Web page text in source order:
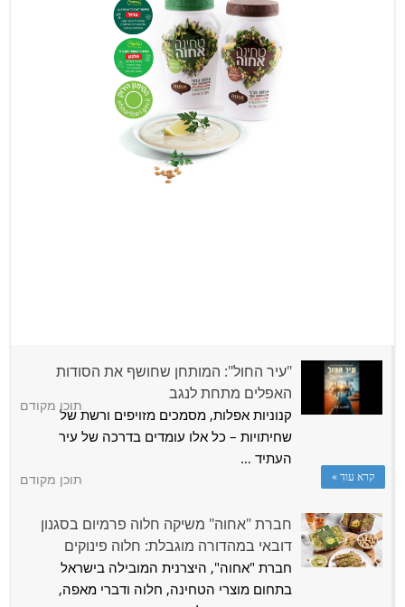
המהלך הבריאותי של "אחוה": מסרים תזונתיים על אריזות
הטחינה הגולמית
דורית סוסי תוכן מקודם
חברת "אחוה" יוצאת במהלך חדש בתחום קידום אורח החיים
הבריא, במסגרתו יסומנו אריזות הטחינה הגולמית …
קרא עוד »
"עיר החול": המותחן שחושף את הסודות
האפלים מתחת לנגב
קנוניות אפלות, מסמכים מזויפים ורשת של
שחיתויות – כל אלו עומדים בדרכה של עיר
העתיד …
דורית סוסי תוכן מקודם
חברת "אחוה" משיקה חלוה פרמיום בסגנון
דובאי במהדורה מוגבלת: חלוה פינוקים
חברת "אחוה", היצרנית המובילה בישראל
בתחום מוצרי הטחינה, חלוה ודברי מאפה,